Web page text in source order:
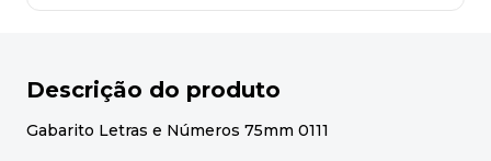
Descrição do produto
Gabarito Letras e Números 75mm 0111